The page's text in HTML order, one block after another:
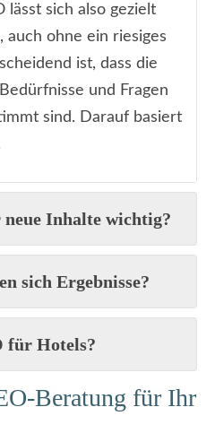
lässt sich also gezielt
auch ohne ein riesiges
ist, dass die
und Fragen
sind. Darauf basiert
Inhalte wichtig?
sich Ergebnisse?
für Hotels?
Beratung für Ihr